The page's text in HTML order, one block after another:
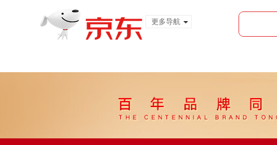
更多导航